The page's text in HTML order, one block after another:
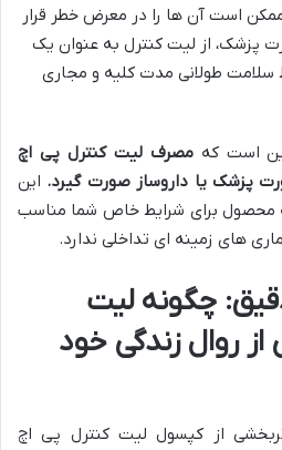
است آن ها را در معرض خطر قرار
پزشک، از لیت کنترل به عنوان یک
سلامت طولانی مدت کلیه و مجاری
است کهمصرف لیت کنترل پی اچ
پزشک یا داروساز صورت گیرد. این
محصول برای شرایط خاص شما مناسب
های زمینه ای تداخلی ندارد.
چگونه لیت
روال زندگی خود
از کپسول لیت کنترل پی اچ